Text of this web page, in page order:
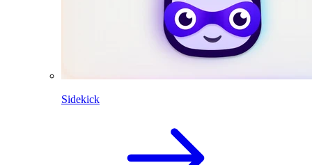
Sidekick